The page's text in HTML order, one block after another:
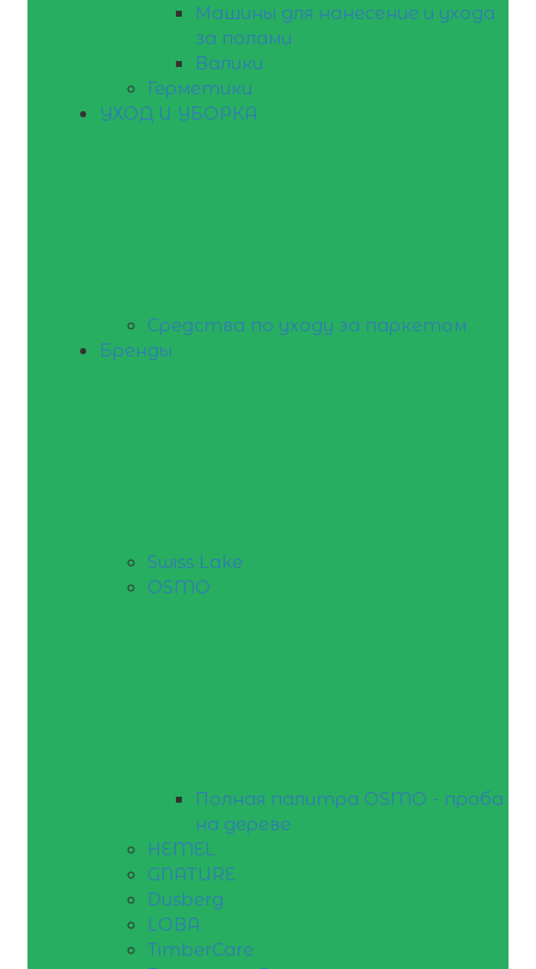
Машины для нанесение и ухода
за полами
Валики
Герметики
УХОД И УБОРКА
Средства по уходу за паркетом
Бренды
Swiss Lake
OSMO
Полная палитра OSMO - проба
на дереве
HEMEL
GNATURE
Dusberg
LOBA
TimberCare